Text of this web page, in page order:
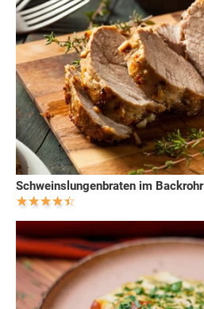
Schweinslungenbraten im Backrohr